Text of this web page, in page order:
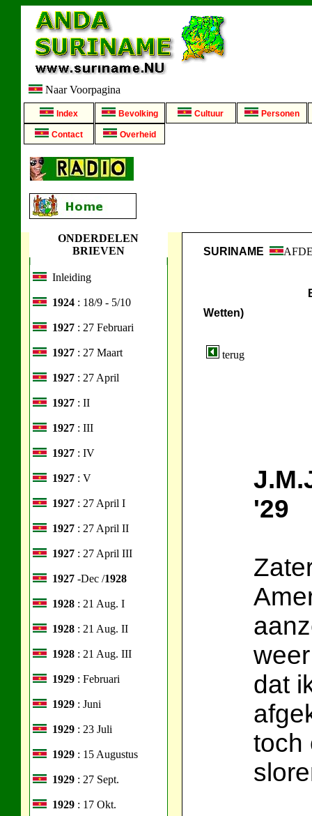
Naar Voorpagina
Index Bevolking Cultuur Personen
Contact Overheid
ONDERDELEN
BRIEVEN
Inleiding
1924: 18/9 - 5/10
1927: 27 Februari
1927: 27 Maart
1927: 27 April
1927: II
1927: III
1927: IV
1927: V
1927: 27 April I
1927: 27 April II
1927: 27 April III
1927-Dec /1928
1928: 21 Aug. I
1928: 21 Aug. II
1928: 21 Aug. III
1929: Februari
1929: Juni
1929: 23 Juli
1929: 15 Augustus
1929: 27 Sept.
1929: 17 Okt.
SURINAME
Wetten)
terug
'29
dat
toch